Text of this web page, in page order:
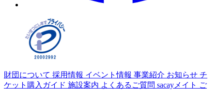
財団について 採用情報 イベント情報 事業紹介 お知らせ チ
ケット購入ガイド 施設案内 よくあるご質問 sacayメイト ご